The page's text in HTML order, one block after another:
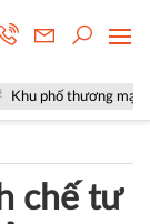
SOHO tại The Global